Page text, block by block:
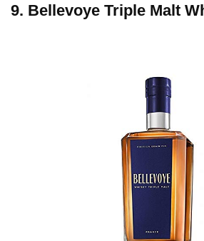
9. Bellevoye Triple Malt